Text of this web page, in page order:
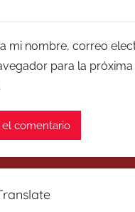
mi nombre, correo
para la